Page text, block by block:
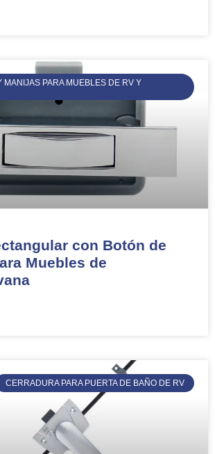
MANIJAS PARA MUEBLES DE RV Y
con Botón de
Muebles de
CERRADURA PARA PUERTA DE BAÑO DE RV